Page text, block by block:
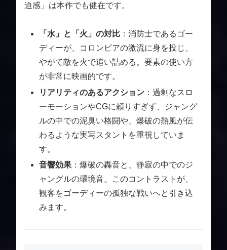
迫感」は本作でも健在です。
「水」と「火」の対比 ：消防士であるゴー
ディーが、コロンビアの激流に身を投じ、
やがて敵を火で追い詰める。要素の使い方
が非常に映画的です。
リアリティのあるアクション ：過剰なスロ
ーモーションやCGに頼りすぎず、ジャング
ルの中での泥臭い格闘や、爆破の熱風が伝
わるような実写スタントを重視していま
す。
音響効果 ：爆破の轟音と、静寂の中でのジ
ャングルの環境音。このコントラストが、
観客をゴーディーの孤独な戦いへと引き込
みます。